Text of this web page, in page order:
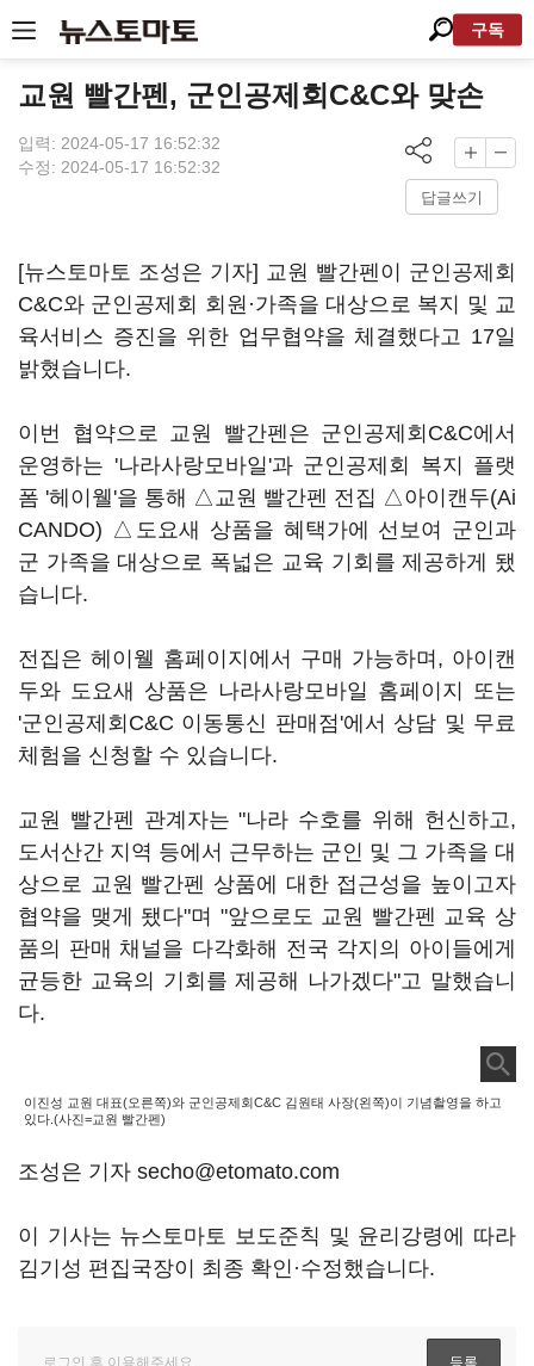
구독
교원 빨간펜, 군인공제회C&C와 맞손
입력: 2024-05-17 16:52:32
수정: 2024-05-17 16:52:32
답글쓰기
[뉴스토마토 조성은 기자] 교원 빨간펜이 군인공제회
C&C와 군인공제회 회원·가족을 대상으로 복지 및 교
육서비스 증진을 위한 업무협약을 체결했다고 17일
밝혔습니다.
이번 협약으로 교원 빨간펜은 군인공제회C&C에서
운영하는 '나라사랑모바일'과 군인공제회 복지 플랫
폼 '헤이웰'을 통해 △교원 빨간펜 전집 △아이캔두(Ai
CANDO) △도요새 상품을 혜택가에 선보여 군인과
군 가족을 대상으로 폭넓은 교육 기회를 제공하게 됐
습니다.
전집은 헤이웰 홈페이지에서 구매 가능하며, 아이캔
두와 도요새 상품은 나라사랑모바일 홈페이지 또는
'군인공제회C&C 이동통신 판매점'에서 상담 및 무료
체험을 신청할 수 있습니다.
교원 빨간펜 관계자는 "나라 수호를 위해 헌신하고,
도서산간 지역 등에서 근무하는 군인 및 그 가족을 대
상으로 교원 빨간펜 상품에 대한 접근성을 높이고자
협약을 맺게 됐다"며 "앞으로도 교원 빨간펜 교육 상
품의 판매 채널을 다각화해 전국 각지의 아이들에게
균등한 교육의 기회를 제공해 나가겠다"고 말했습니
다.
이진성 교원 대표(오른쪽)와 군인공제회C&C 김원태 사장(왼쪽)이 기념촬영을 하고
있다.(사진=교원 빨간펜)
조성은 기자 secho@etomato.com
이 기사는 뉴스토마토 보도준칙 및 윤리강령에 따라
김기성 편집국장이 최종 확인·수정했습니다.